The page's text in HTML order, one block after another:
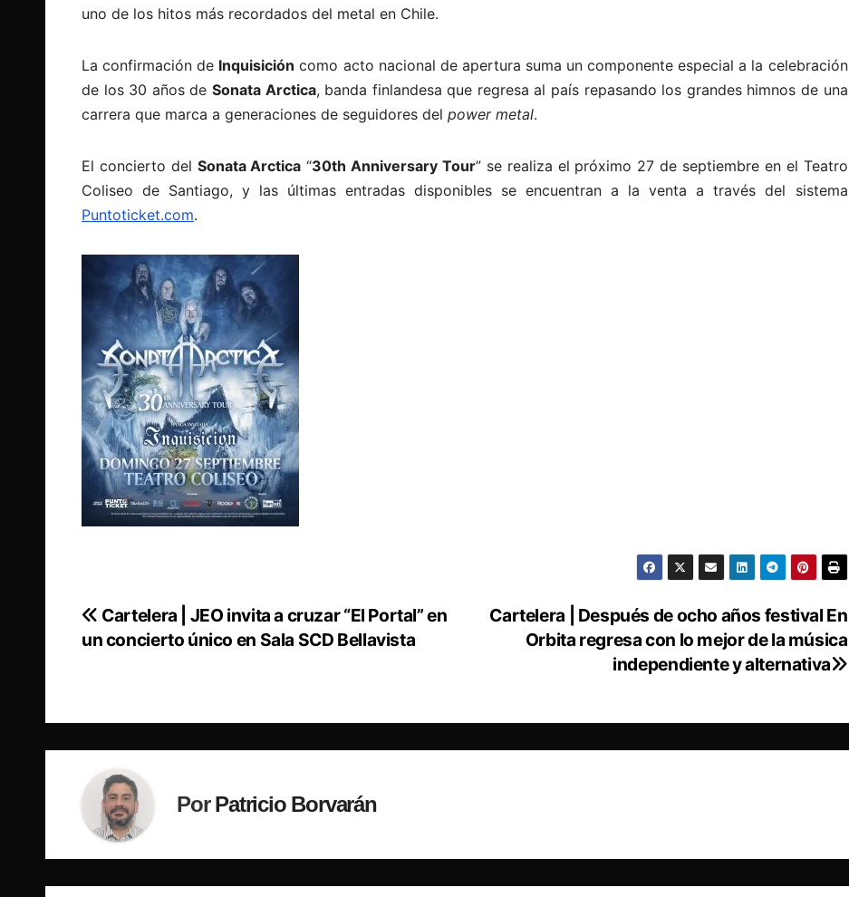
uno de los hitos más recordados del metal en Chile.
La confirmación de Inquisición como acto nacional de apertura suma un componente especial a la celebración
de los 30 años de Sonata Arctica, banda finlandesa que regresa al país repasando los grandes himnos de una
carrera que marca a generaciones de seguidores del power metal.
El concierto del Sonata Arctica “30th Anniversary Tour” se realiza el próximo 27 de septiembre en el Teatro
Coliseo de Santiago, y las últimas entradas disponibles se encuentran a la venta a través del sistema
Puntoticket.com.
Navegación
de
Cartelera | Después de ocho años festival En
Orbita regresa con lo mejor de la música
independiente y alternativa
Cartelera | JEO invita a cruzar “El Portal” en
un concierto único en Sala SCD Bellavista
PorPatricio Borvarán